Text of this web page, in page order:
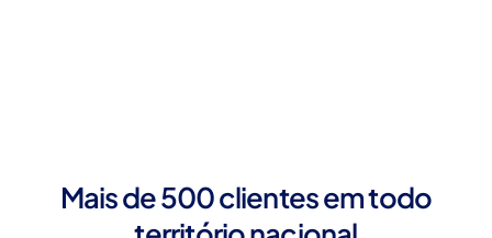
Mais de 500 clientes em todo